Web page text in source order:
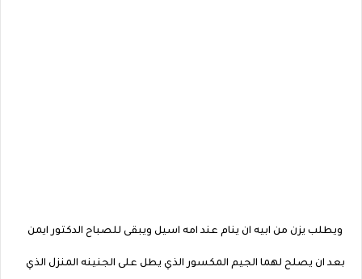
ويطلب يزن من ابيه ان ينام عند امه اسيل ويبقى للصباح الدكتور ايمن
بعد ان يصلح لهما الجيم المكسور الذي يطل على الجنينه المنزل الذي